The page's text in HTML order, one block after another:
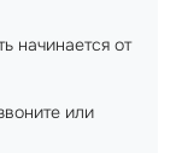
начинается от
или